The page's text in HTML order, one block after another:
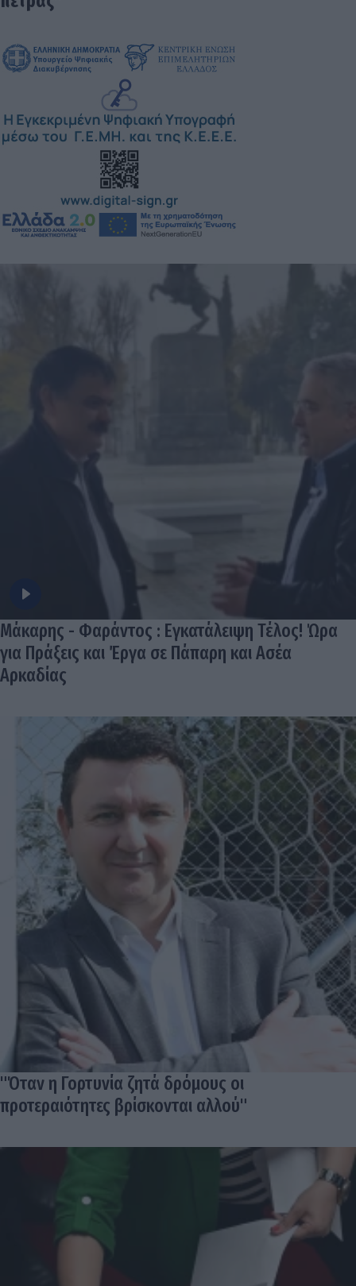
Μάκαρης - Φαράντος : Εγκατάλειψη Τέλος! Ώρα
για Πράξεις και Έργα σε Πάπαρη και Ασέα
Αρκαδίας
"Όταν η Γορτυνία ζητά δρόμους οι
προτεραιότητες βρίσκονται αλλού"